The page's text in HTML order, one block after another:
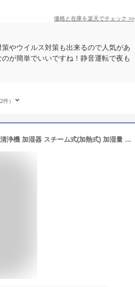
価格と在庫を楽天でチェック >>
やウイルス対策も出来るので人気があ
が簡単でいいですね！静音運転で夜も
）
アイリスオーヤマ 空気清浄機 加湿機能付き 10畳 加湿空気清浄機 加湿器 スチーム式(加熱式) 加湿量 300ml 消臭 除菌 脱臭 ホコリ 花粉 集じん PM2.5 ペット 静音 省エネ 軽量 タバコ アレルギー対策 コンパクト RHF-253-WM 薄木目